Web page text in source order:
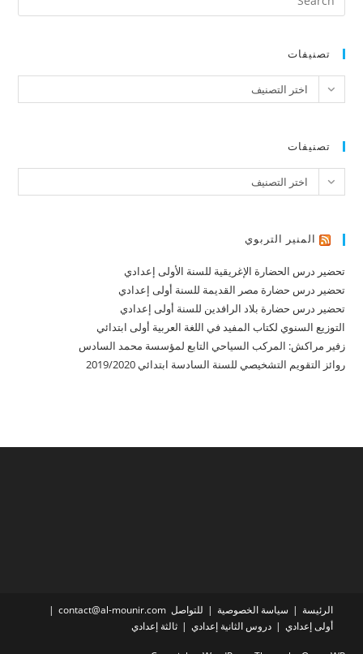
تصنيفات
تصنيفاتاختر التصنيف
تصنيفات
تصنيفاتاختر التصنيف
المنير التربوي
تحضير درس الحضارة الإغريقية للسنة الأولى إعدادي
تحضير درس حضارة مصر القديمة للسنة أولى إعدادي
تحضير درس حضارة بلاد الرافدين للسنة أولى إعدادي
التوزيع السنوي لكتاب المفيد في اللغة العربية أولى ابتدائي
زفير مراكش: المركب السياحي التابع لمؤسسة محمد السادس
روائز التقويم التشخيصي للسنة السادسة ابتدائي 2019/2020
الرئيسة سياسة الخصوصية
للتواصل contact@al-mounir.com
أولى إعدادي
دروس الثانية إعدادي ثالثة إعدادي